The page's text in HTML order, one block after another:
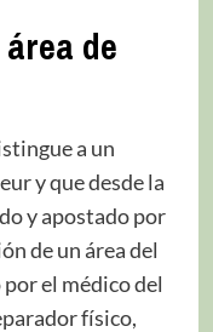
de
a un
y que desde la
y apostado por
de un área del
el médico del
físico,